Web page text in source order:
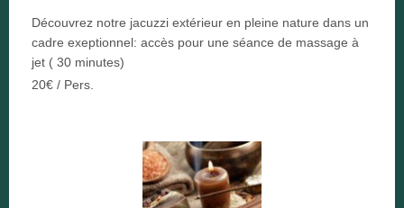
Découvrez notre jacuzzi extérieur en pleine nature dans un
cadre exeptionnel: accès pour une séance de massage à
jet ( 30 minutes)
20€ / Pers.